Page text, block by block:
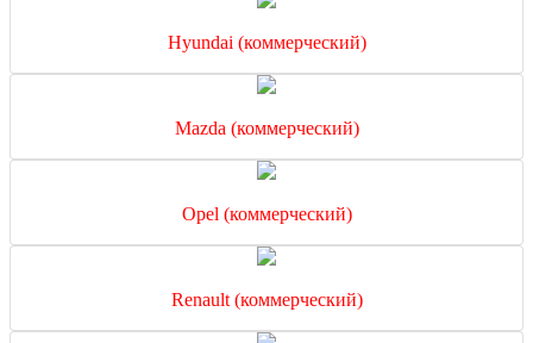
Hyundai (коммерческий)
Mazda (коммерческий)
Opel (коммерческий)
Renault (коммерческий)